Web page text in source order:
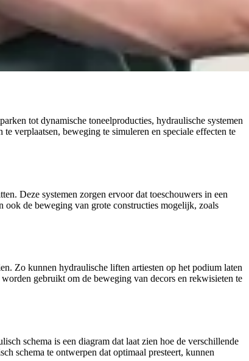
tot dynamische toneelproducties, hydraulische systemen
verplaatsen, beweging te simuleren en speciale effecten te
Deze systemen zorgen ervoor dat toeschouwers in een
ook de beweging van grote constructies mogelijk, zoals
Zo kunnen hydraulische liften artiesten op het podium laten
gebruikt om de beweging van decors en rekwisieten te
schema is een diagram dat laat zien hoe de verschillende
schema te ontwerpen dat optimaal presteert, kunnen